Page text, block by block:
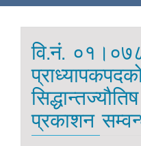
वि.नं.
प्रकाशन